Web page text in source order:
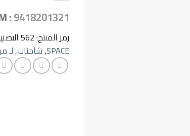
:9418201321
رمز المنتج:562
SPACE
,شاحنات,لـ